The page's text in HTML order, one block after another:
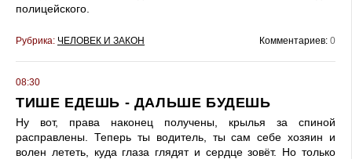
полицейского.
Рубрика: ЧЕЛОВЕК И ЗАКОН Комментариев: 0
08:30
ТИШЕ ЕДЕШЬ - ДАЛЬШЕ БУДЕШЬ
Ну вот, права наконец получены, крылья за спиной
расправлены. Теперь ты водитель, ты сам себе хозяин и
волен лететь, куда глаза глядят и сердце зовёт. Но только